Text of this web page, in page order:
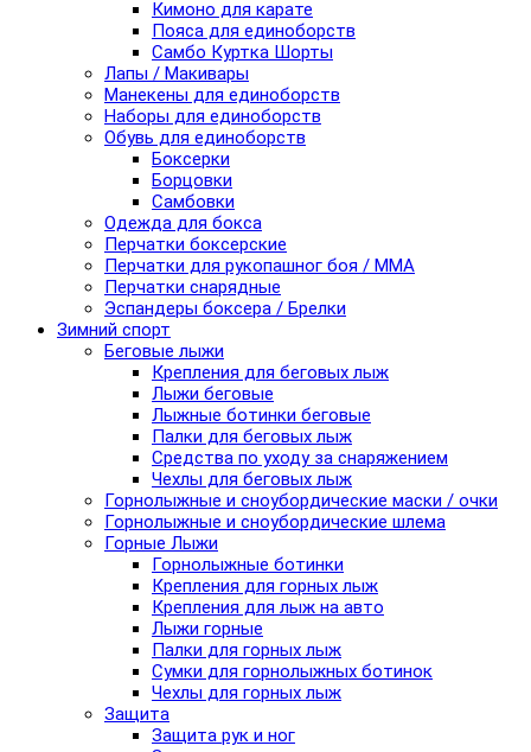
Кимоно для карате
Пояса для единоборств
Самбо Куртка Шорты
Лапы / Макивары
Манекены для единоборств
Наборы для единоборств
Обувь для единоборств
Боксерки
Борцовки
Самбовки
Одежда для бокса
Перчатки боксерские
Перчатки для рукопашног боя / ММА
Перчатки снарядные
Эспандеры боксера / Брелки
Зимний спорт
Беговые лыжи
Крепления для беговых лыж
Лыжи беговые
Лыжные ботинки беговые
Палки для беговых лыж
Средства по уходу за снаряжением
Чехлы для беговых лыж
Горнолыжные и сноубордические маски / очки
Горнолыжные и сноубордические шлема
Горные Лыжи
Горнолыжные ботинки
Крепления для горных лыж
Крепления для лыж на авто
Лыжи горные
Палки для горных лыж
Сумки для горнолыжных ботинок
Чехлы для горных лыж
Защита
Защита рук и ног